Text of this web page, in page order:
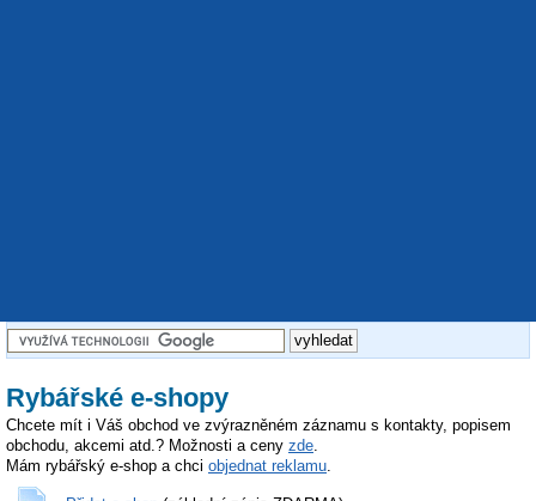
Rybářské e-shopy
Chcete mít i Váš obchod ve zvýrazněném záznamu s kontakty, popisem
obchodu, akcemi atd.? Možnosti a ceny zde.
Mám rybářský e-shop a chci objednat reklamu.